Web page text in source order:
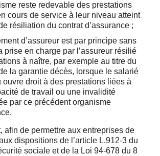
reste redevable des prestations
cours de service à leur niveau atteint
résiliation du contrat d’assurance ;
d’assureur est par principe sans
prise en charge par l’assureur résilié
à naître, par exemple au titre du
la garantie décès, lorsque le salarié
ouvre droit à des prestations liées à
de travail ou une invalidité
par ce précédent organisme
afin de permettre aux entreprises de
dispositions de l’article L.912-3 du
sociale et de la Loi 94-678 du 8